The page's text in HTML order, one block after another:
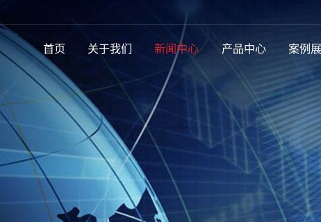
首页 关于我们 新闻中心 产品中心 案例